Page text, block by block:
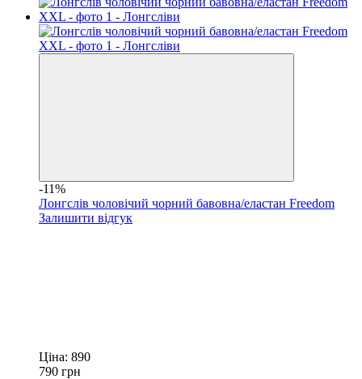
-11%
Лонгслів чоловічий чорний бавовна/еластан Freedom
Залишити відгук
Ціна: 890
790 грн